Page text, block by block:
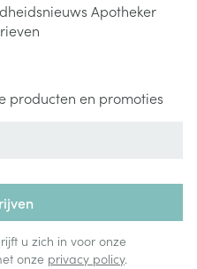
Apotheker
producten en promoties
u zich in voor onze
onze privacy policy.